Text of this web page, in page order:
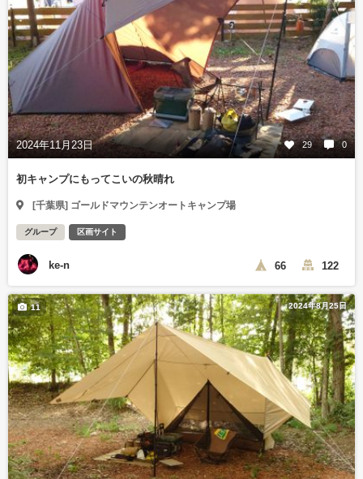
2024年11月23日 29 0
初キャンプにもってこいの秋晴れ
[千葉県] ゴールドマウンテンオートキャンプ場
グループ 区画サイト
ke-n 66 122
2024年8月25日
11